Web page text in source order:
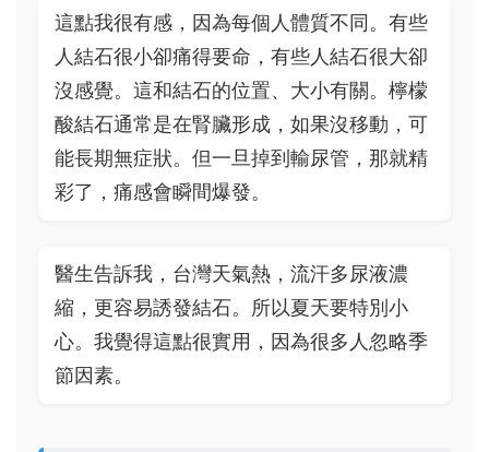
這點我很有感，因為每個人體質不同。有些
人結石很小卻痛得要命，有些人結石很大卻
沒感覺。這和結石的位置、大小有關。檸檬
酸結石通常是在腎臟形成，如果沒移動，可
能長期無症狀。但一旦掉到輸尿管，那就精
彩了，痛感會瞬間爆發。
醫生告訴我，台灣天氣熱，流汗多尿液濃
縮，更容易誘發結石。所以夏天要特別小
心。我覺得這點很實用，因為很多人忽略季
節因素。